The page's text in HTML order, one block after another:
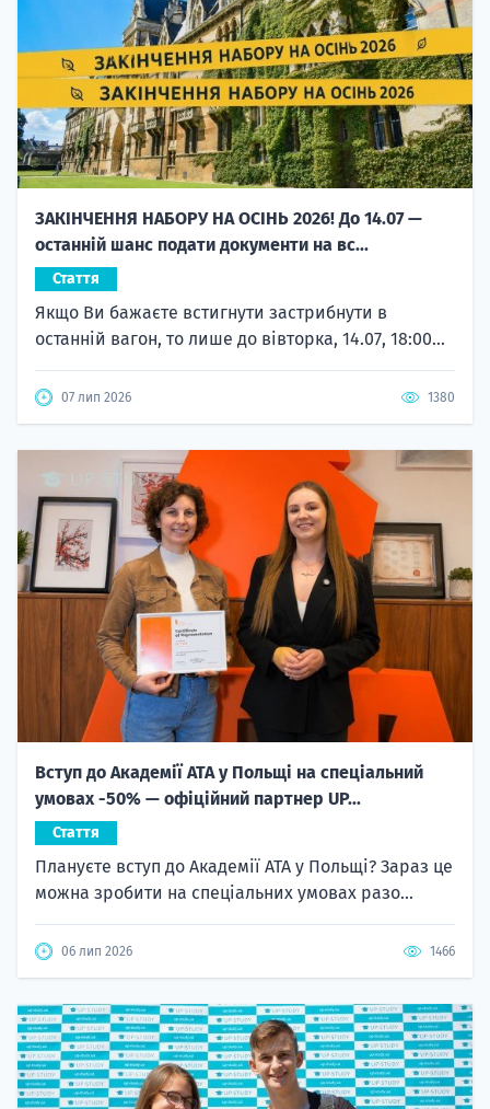
ЗАКІНЧЕННЯ НАБОРУ НА ОСІНЬ 2026! До 14.07 —
останній шанс подати документи на вс...
Стаття
Якщо Ви бажаєте встигнути застрибнути в
останній вагон, то лише до вівторка, 14.07, 18:00...
07 лип 2026 1380
Вступ до Академії ATA у Польщі на спеціальний
умовах -50% — офіційний партнер UP...
Стаття
Плануєте вступ до Академії ATA у Польщі? Зараз це
можна зробити на спеціальних умовах разо...
06 лип 2026 1466